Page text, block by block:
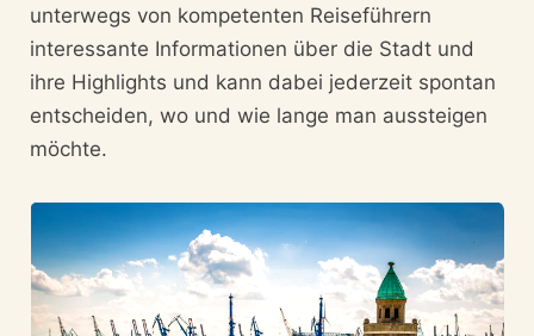
unterwegs von kompetenten Reiseführern
interessante Informationen über die Stadt und
ihre Highlights und kann dabei jederzeit spontan
entscheiden, wo und wie lange man aussteigen
möchte.